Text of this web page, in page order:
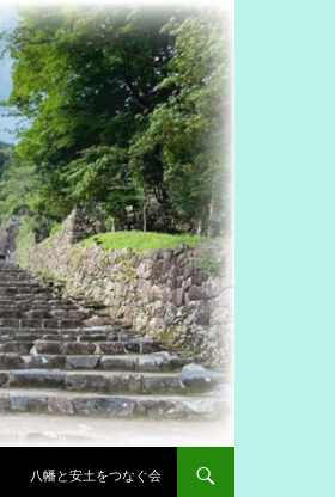
八幡と安土をつなぐ会